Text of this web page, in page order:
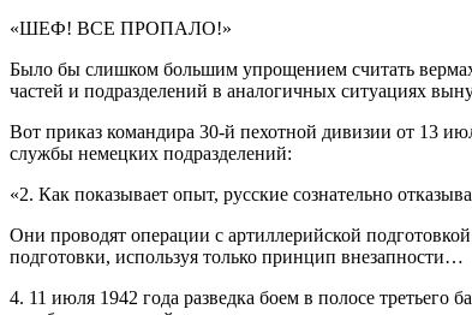
«ШЕФ! ВСЕ ПРОПАЛО!»
Было бы слишком большим упрощением считать
частей и подразделений в аналогичных ситуациях
Вот приказ командира 30-й пехотной дивизии от 13
службы немецких подразделений:
«2. Как показывает опыт, русские сознательно
Они проводят операции с артиллерийской
подготовки, используя только принцип внезапности…
4. 11 июля 1942 года разведка боем в полосе третьего